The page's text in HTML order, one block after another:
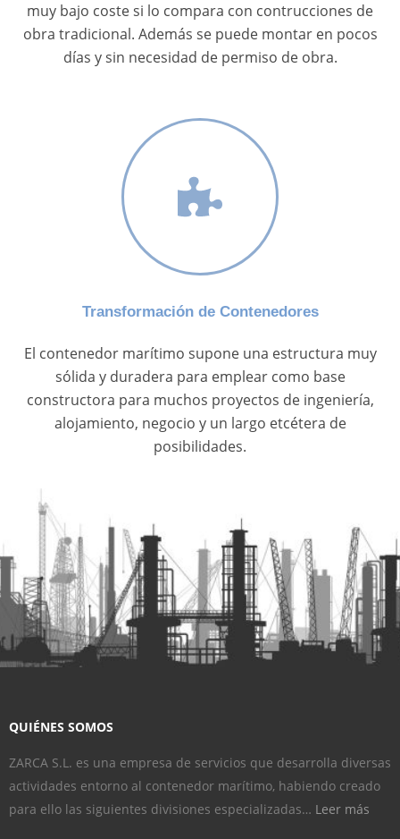
muy bajo coste si lo compara con contrucciones de
obra tradicional. Además se puede montar en pocos
días y sin necesidad de permiso de obra.
Transformación de Contenedores
El contenedor marítimo supone una estructura muy
sólida y duradera para emplear como base
constructora para muchos proyectos de ingeniería,
alojamiento, negocio y un largo etcétera de
posibilidades.
QUIÉNES SOMOS
ZARCA S.L. es una empresa de servicios que desarrolla diversas
actividades entorno al contenedor marítimo, habiendo creado
para ello las siguientes divisiones especializadas… Leer más